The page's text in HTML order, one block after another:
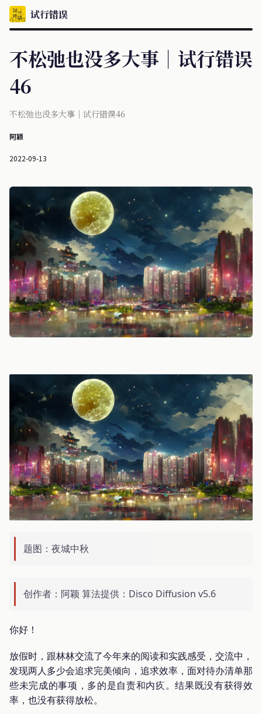
试行错误
不松弛也没多大事｜试行错误
46
不松弛也没多大事｜试行错误46
阿颖
2022-09-13
题图：夜城中秋
创作者：阿颖 算法提供：Disco Diffusion v5.6
你好！
放假时，跟林林交流了今年来的阅读和实践感受，交流中，
发现两人多少会追求完美倾向，追求效率，面对待办清单那
些未完成的事项，多的是自责和内疚。结果既没有获得效
率，也没有获得放松。